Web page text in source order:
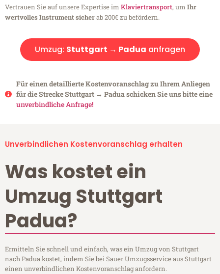
Vertrauen Sie auf unsere Expertise im Klaviertransport, um Ihr
wertvolles Instrument sicherab 200€ zu befördern.
Umzug: Stuttgart → Padua anfragen
Für einen detaillierte Kostenvoranschlag zu Ihrem Anliegen
für die Strecke Stuttgart → Padua schicken Sie uns bitte eine
unverbindliche Anfrage!
Unverbindlichen Kostenvoranschlag erhalten
Was kostet ein
Umzug Stuttgart
Padua?
Ermitteln Sie schnell und einfach, was ein Umzug von Stuttgart
nach Padua kostet, indem Sie bei Sauer Umzugsservice aus Stuttgart
einen unverbindlichen Kostenvoranschlag anfordern.